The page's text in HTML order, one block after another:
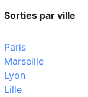
Sorties par ville
Paris
Marseille
Lyon
Lille